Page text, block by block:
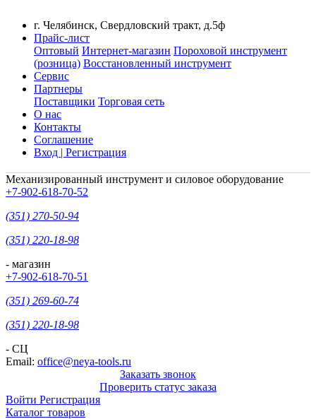
г. Челябинск, Свердловский тракт, д.5ф
Прайс-лист
Оптовый Интернет-магазин Пороховой инструмент
(розница) Восстановленный инструмент
Сервис
Партнеры
Поставщики Торговая сеть
О нас
Контакты
Соглашение
Вход | Регистрация
Механизированный инструмент и силовое оборудование
+7-902-618-70-52
(351) 270-50-94
(351) 220-18-98
- магазин
+7-902-618-70-51
(351) 269-60-74
(351) 220-18-98
- СЦ
Email: office@neya-tools.ru
Заказать звонок
Проверить статус заказа
Войти Регистрация
Каталог товаров